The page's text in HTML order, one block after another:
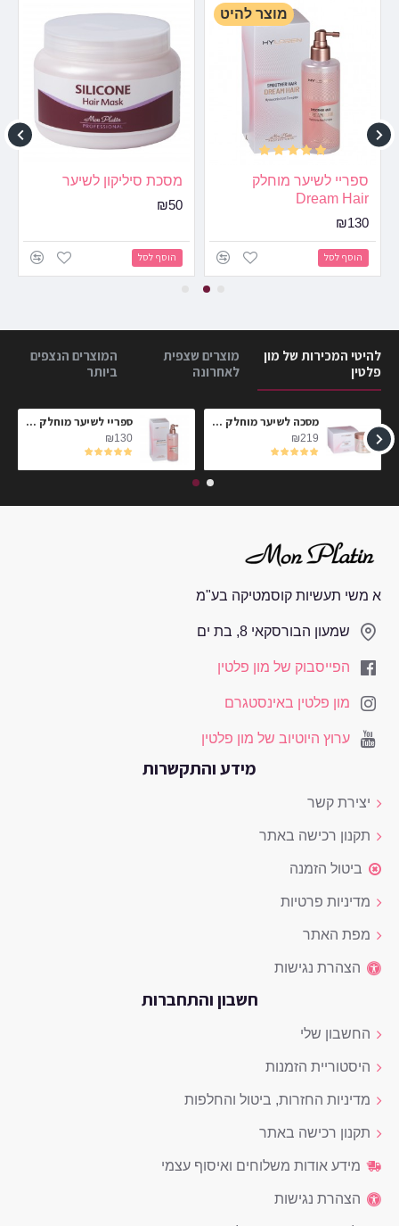
נא לשים לב:מוצר להיט
ספריי לשיער מוחלק
Dream Hair
₪130
הוסף לסל
מסכת סיליקון לשיער
₪50
הוסף לסל
להיטי המכירות של מון
פלטין
מוצרים שצפית
לאחרונה
המוצרים הנצפים
ביותר
מסכה לשיער מוחלק הי-לורן פרימיום 2 №
₪219
ספריי לשיער מוחלק Dream Hair
₪130
א משי תעשיות קוסמטיקה בע"מ
שמעון הבורסקאי 8, בת ים
הפייסבוק של מון פלטין
מון פלטין באינסטגרם
ערוץ היוטיוב של מון פלטין
מידע והתקשרות
יצירת קשר
תקנון רכישה באתר
ביטול הזמנה
מדיניות פרטיות
מפת האתר
הצהרת נגישות
חשבון והתחברות
החשבון שלי
היסטוריית הזמנות
מדיניות החזרות, ביטול והחלפות
תקנון רכישה באתר
מידע אודות משלוחים ואיסוף עצמי
הצהרת נגישות